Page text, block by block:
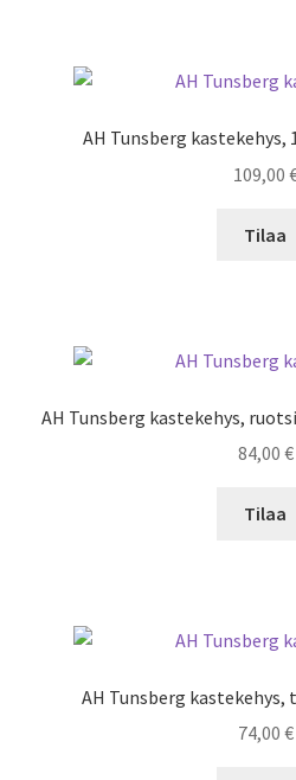
AH Tunsberg kastekehys,
109,00
Tilaa
AH Tunsberg kastekehys,
84,00 €
Tilaa
AH Tunsberg kastekehys,
74,00 €